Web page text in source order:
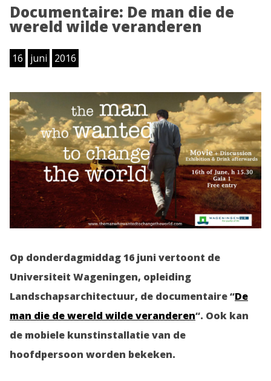
Documentaire: De man die de
wereld wilde veranderen
16 juni 2016
Op donderdagmiddag 16 juni vertoont de
Universiteit Wageningen, opleiding
Landschapsarchitectuur, de documentaire “De
man die de wereld wilde veranderen“. Ook kan
de mobiele kunstinstallatie van de
hoofdpersoon worden bekeken.